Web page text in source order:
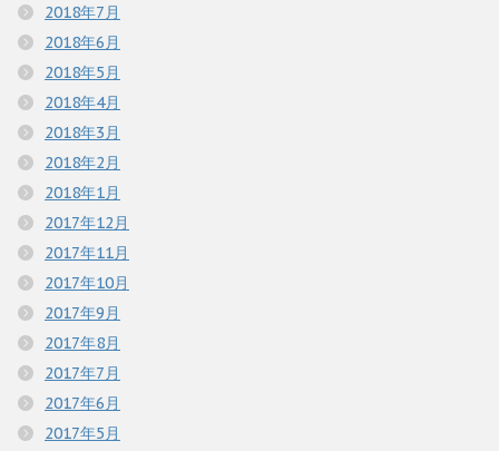
2018年7月
2018年6月
2018年5月
2018年4月
2018年3月
2018年2月
2018年1月
2017年12月
2017年11月
2017年10月
2017年9月
2017年8月
2017年7月
2017年6月
2017年5月